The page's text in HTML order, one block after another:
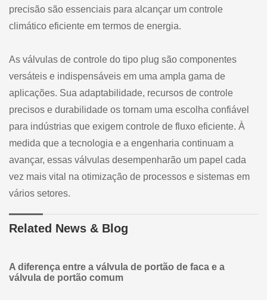
precisão são essenciais para alcançar um controle
climático eficiente em termos de energia.
As válvulas de controle do tipo plug são componentes
versáteis e indispensáveis em uma ampla gama de
aplicações. Sua adaptabilidade, recursos de controle
precisos e durabilidade os tornam uma escolha confiável
para indústrias que exigem controle de fluxo eficiente. À
medida que a tecnologia e a engenharia continuam a
avançar, essas válvulas desempenharão um papel cada
vez mais vital na otimização de processos e sistemas em
vários setores.
Related News & Blog
A diferença entre a válvula de portão de faca e a
válvula de portão comum